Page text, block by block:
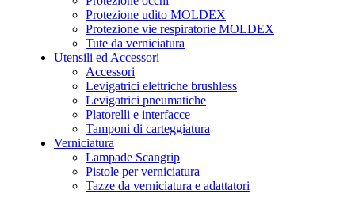
Tipologia protezione personale
Protezione udito MOLDEX
Protezione vie respiratorie MOLDEX
Tute da verniciatura
Utensili ed Accessori
Accessori
Levigatrici elettriche brushless
Levigatrici pneumatiche
Platorelli e interfacce
Tamponi di carteggiatura
Verniciatura
Lampade Scangrip
Pistole per verniciatura
Tazze da verniciatura e adattatori